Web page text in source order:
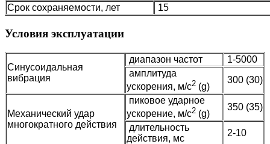
Срок сохраняемости, лет
15
Условия эксплуатации
Синусоидальная
вибрация
диапазон частот
1-5000
амплитуда
ускорения, м/с2 (g)
300 (30)
Механический удар
многократного действия
пиковое ударное
ускорение, м/с2 (g)
350 (35)
длительность
действия, мс
2-10